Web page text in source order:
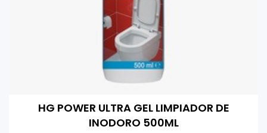
HG POWER ULTRA GEL LIMPIADOR DE
INODORO 500ML